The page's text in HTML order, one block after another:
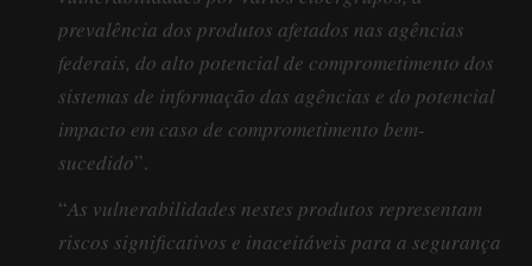
prevalência dos produtos afetados nas agências
federais, do alto potencial de comprometimento dos
sistemas de informação das agências e do potencial
impacto em caso de comprometimento bem-
sucedido”.
“As vulnerabilidades nestes produtos representam
riscos significativos e inaceitáveis para a segurança